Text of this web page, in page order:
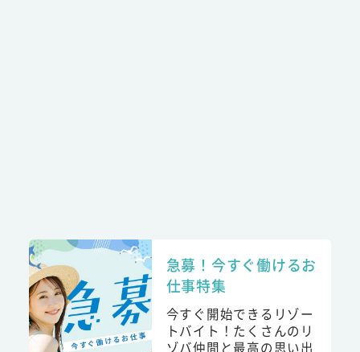
急募！今すぐ働けるお
仕事特集
今すぐ開始できるリゾー
トバイト！たくさんのリ
ゾバ仲間と最高の思い出